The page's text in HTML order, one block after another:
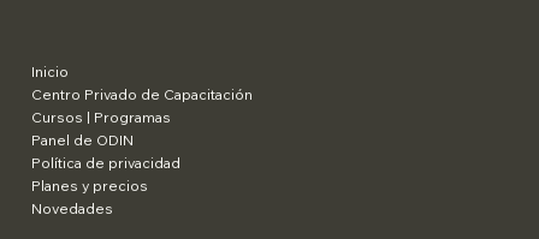
Inicio
Centro Privado de Capacitación
Cursos | Programas
Panel de ODIN
Política de privacidad
Planes y precios
Novedades